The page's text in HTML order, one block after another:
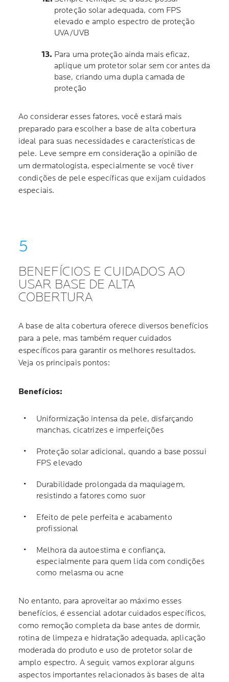
proteção solar adequada, com FPS
elevado e amplo espectro de proteção
UVA/UVB
Para uma proteção ainda mais eficaz,
aplique um protetor solar sem cor antes da
base, criando uma dupla camada de
proteção
Ao considerar esses fatores, você estará mais
preparado para escolher a base de alta cobertura
ideal para suas necessidades e características de
pele. Leve sempre em consideração a opinião de
um dermatologista, especialmente se você tiver
condições de pele específicas que exijam cuidados
especiais.
BENEFÍCIOS E CUIDADOS AO
USAR BASE DE ALTA
COBERTURA
A base de alta cobertura oferece diversos benefícios
para a pele, mas também requer cuidados
específicos para garantir os melhores resultados.
Veja os principais pontos:
Benefícios:
Uniformização intensa da pele, disfarçando
manchas, cicatrizes e imperfeições
Proteção solar adicional, quando a base possui
FPS elevado
Durabilidade prolongada da maquiagem,
resistindo a fatores como suor
Efeito de pele perfeita e acabamento
profissional
Melhora da autoestima e confiança,
especialmente para quem lida com condições
como melasma ou acne
No entanto, para aproveitar ao máximo esses
benefícios, é essencial adotar cuidados específicos,
como remoção completa da base antes de dormir,
rotina de limpeza e hidratação adequada, aplicação
moderada do produto e uso de protetor solar de
amplo espectro. A seguir, vamos explorar alguns
aspectos importantes relacionados às bases de alta